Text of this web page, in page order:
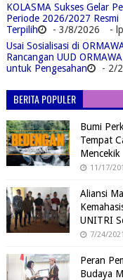
KOLASMA Sukses Gelar
Periode 2026/2027 Resmi
Terpilih
- 3/8/2026
-
Usai Sosialisasi di
Rancangan UUD
untuk Pengesahan
- 2/
BERITA POPULER
Bumi
Tempat
Mencekik
11/17/
Aliansi
UNITRI
7/24/2021
Peran
Budaya